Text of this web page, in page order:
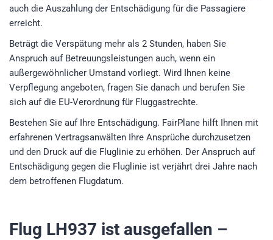
auch die Auszahlung der Entschädigung für die Passagiere
erreicht.
Beträgt die Verspätung mehr als 2 Stunden, haben Sie
Anspruch auf Betreuungsleistungen auch, wenn ein
außergewöhnlicher Umstand vorliegt. Wird Ihnen keine
Verpflegung angeboten, fragen Sie danach und berufen Sie
sich auf die EU-Verordnung für Fluggastrechte.
Bestehen Sie auf Ihre Entschädigung. FairPlane hilft Ihnen mit
erfahrenen Vertragsanwälten Ihre Ansprüche durchzusetzen
und den Druck auf die Fluglinie zu erhöhen. Der Anspruch auf
Entschädigung gegen die Fluglinie ist verjährt drei Jahre nach
dem betroffenen Flugdatum.
Flug LH937 ist ausgefallen –